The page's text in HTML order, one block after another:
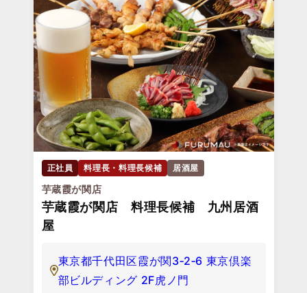
正社員 料理長・料理長候補 居酒屋
芋蔵霞が関店
芋蔵霞が関店 料理長候補 九州居酒
屋
東京都千代田区霞が関3‐2‐6 東京倶楽
部ビルディング 2F虎ノ門